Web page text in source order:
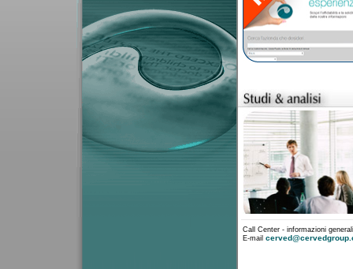
Call Center - informazioni generali
E-mail